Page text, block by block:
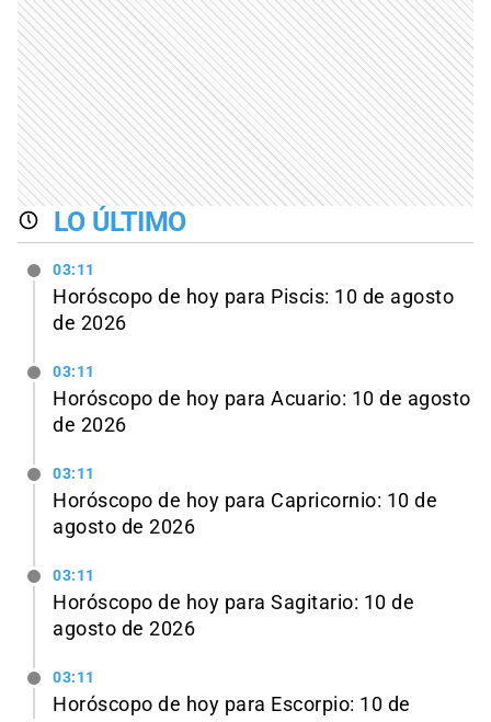
LO ÚLTIMO
03:11
Horóscopo de hoy para Piscis: 10 de agosto
de 2026
03:11
Horóscopo de hoy para Acuario: 10 de agosto
de 2026
03:11
Horóscopo de hoy para Capricornio: 10 de
agosto de 2026
03:11
Horóscopo de hoy para Sagitario: 10 de
agosto de 2026
03:11
Horóscopo de hoy para Escorpio: 10 de